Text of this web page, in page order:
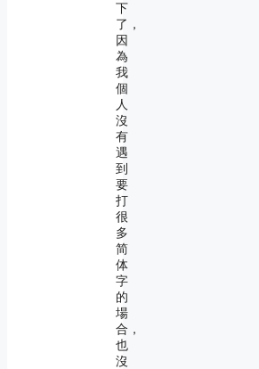
下
了，
因
為
我
個
人
沒
有
遇
到
要
打
很
多
简
体
字
的
場
合，
也
沒